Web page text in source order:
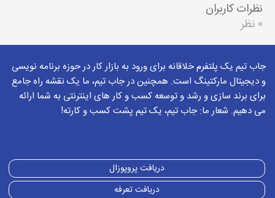
نظرات کاربران
0 نظر
جاب تیم یک پلتفرم خلاقانه برای ورود به بازار کار در حوزه برنامه نویسی
و دیجیتال مارکتینگ است. همچنین در جاب تیم، ما یک نقشه راه جامع
برای برند سازی و رشد و توسعه کسب و کار های اینترنتی به شما ارائه
می دهیم. شعار ما: جاب تیم، یک تیم پشت کسب و کارته!
دریافت پروپوزال
دریافت تعرفه